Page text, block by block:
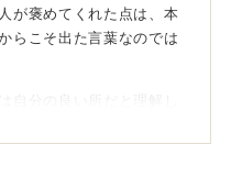
が褒めてくれた点は、本
らこそ出た言葉なのでは
自分の良い所だと理解し